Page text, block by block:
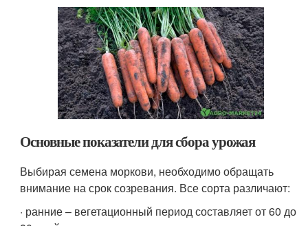
Основные показатели для сбора урожая
Выбирая семена моркови, необходимо обращать
внимание на срок созревания. Все сорта различают:
· ранние – вегетационный период составляет от 60 до